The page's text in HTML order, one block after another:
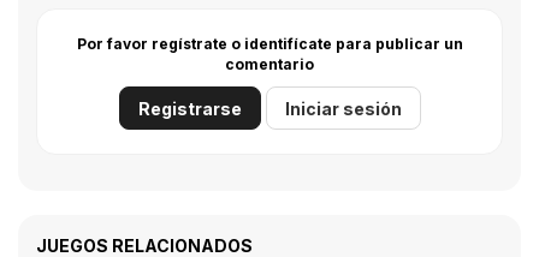
Por favor regístrate o identifícate para publicar un
comentario
Registrarse Iniciar sesión
JUEGOS RELACIONADOS